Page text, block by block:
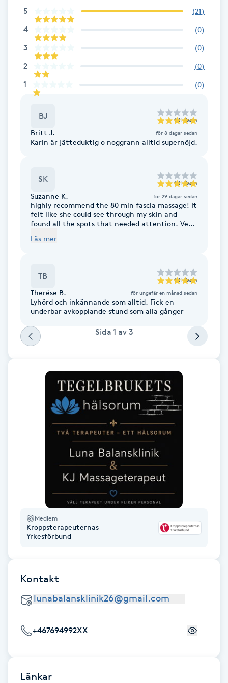
Föning
Gel naglar
Gelenaglar
Gellack med förstärkning
Gravidyoga
Gruppträning
Hatha Yoga
Healing
Herrklippning
Hollywood Peel
Hudföryngring
Hudvård
Hyaluronsyra
Hyperhidros
Hypnos
5 (21)
4 (0)
3 (0)
2 (0)
1 (0)
BJ till Karin
Britt J. för 8 dagar sedan
Karin är jätteduktig o noggrann alltid supernöjd.
SK till Karin
Suzanne K. för 29 dagar sedan
highly recommend the 80 min fascia massage! It
felt like she could see through my skin and
found all the spots that needed attention. Very
leaves you feeling good all week.
Läs mer
TB till Karin
Therése B. för ungefär en månad sedan
Lyhörd och inkännande som alltid. Fick en
underbar avkopplande stund som alla gånger
Sida 1 av 3
Medlem
Kroppsterapeuternas
Yrkesförbund
Kontakt
+467694992XX
Länkar